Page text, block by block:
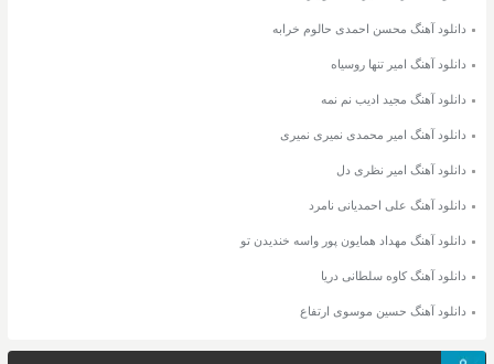
دانلود آهنگ محسن احمدی حالوم خرابه
دانلود آهنگ امیر تنها روسیاه
دانلود آهنگ مجید ادیب نم نمه
دانلود آهنگ امیر محمدی نمیری نمیری
دانلود آهنگ امیر نظری دل
دانلود آهنگ علی احمدیانی نامرد
دانلود آهنگ مهداد همایون پور واسه خندیدن تو
دانلود آهنگ کاوه سلطانی دریا
دانلود آهنگ حسین موسوی ارتفاع